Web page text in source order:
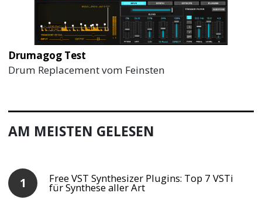
Drumagog Test
Drum Replacement vom Feinsten
AM MEISTEN GELESEN
Free VST Synthesizer Plugins: Top 7 VSTi
für Synthese aller Art